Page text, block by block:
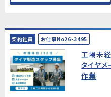
契約社員 お仕事No26-3495
工場未
タイヤ
作業